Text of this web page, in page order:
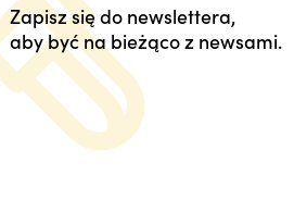
Zapisz się do newslettera,
aby być na bieżąco z newsami.